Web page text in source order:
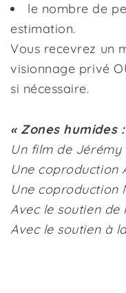
le nombre de
estimation.
Vous recevrez un
visionnage privé
si nécessaire.
« Zones humides
Un film de
Une coproduction
Une coproduction
Avec le soutien de
Avec le soutien à